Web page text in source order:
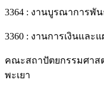
3364 : งานบูรณาการพั
3360 : งานการเงินและ
คณะสถาปัตยกรรมศาส
พะเยา